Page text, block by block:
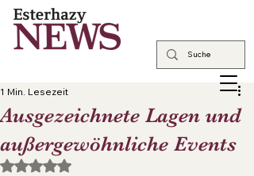
Ausgezeichnete Lagen und
außergewöhnliche Events
1 Min. Lesezeit
Mit NaN von 5 Sternen bewertet.